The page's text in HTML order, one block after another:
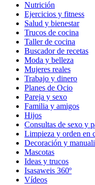
Nutrición
Ejercicios y fitness
Salud y bienestar
Trucos de cocina
Taller de cocina
Buscador de recetas
Moda y belleza
Mujeres reales
Trabajo y dinero
Planes de Ocio
Pareja y sexo
Familia y amigos
Hijos
Consultas de sexo y
Limpieza y orden en
Decoración y
Mascotas
Ideas y trucos
Isasaweis 360º
Vídeos